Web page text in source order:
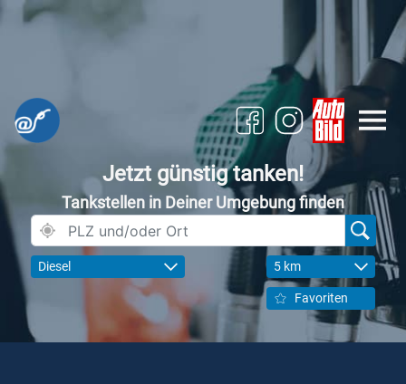
Jetzt günstig tanken!
Tankstellen in Deiner Umgebung finden
Diesel 5 km
Favoriten